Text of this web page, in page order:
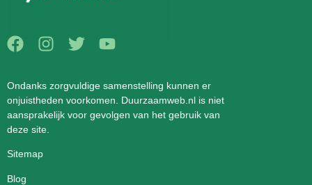
Ondanks zorgvuldige samenstelling kunnen er
onjuistheden voorkomen. Duurzaamweb.nl is niet
aansprakelijk voor gevolgen van het gebruik van
deze site.
Sitemap
Blog